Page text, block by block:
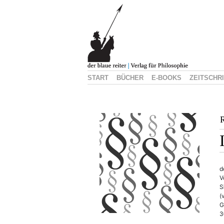
START BÜCHER E-BOOKS